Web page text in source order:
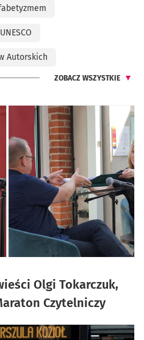
Autorskich
ZOBACZ WSZYSTKIE
Olgi Tokarczuk,
Czytelniczy